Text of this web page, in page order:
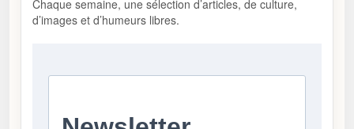
Chaque semaine, une sélection d’articles, de culture,
d’images et d’humeurs libres.